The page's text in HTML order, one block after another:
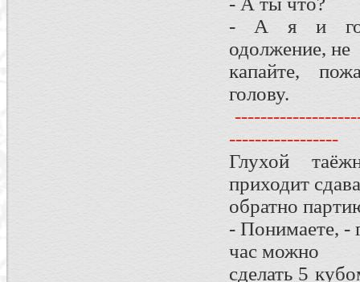
- А я и
одолжение, не
капайте,
голову.
-----------------
Глухой
приходит
обратно
- Понимаете, -
час можно
сделать 5